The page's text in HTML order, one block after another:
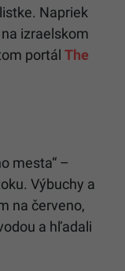
Napriek
izraelskom
portál The
mesta“ –
Výbuchy a
na červeno,
a hľadali